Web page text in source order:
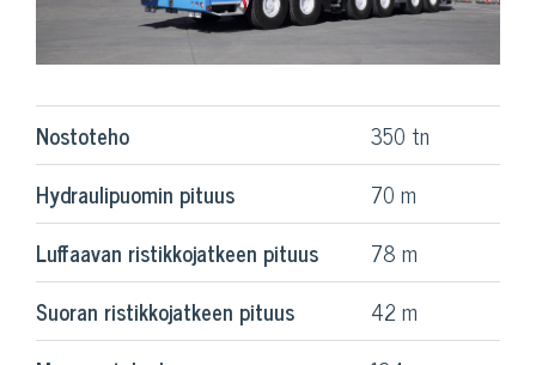
Nostoteho
350 tn
Hydraulipuomin pituus
70 m
Luffaavan ristikkojatkeen pituus
78 m
Suoran ristikkojatkeen pituus
42 m